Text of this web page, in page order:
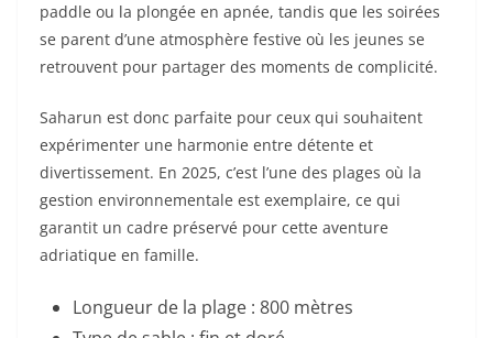
paddle ou la plongée en apnée, tandis que les soirées
se parent d’une atmosphère festive où les jeunes se
retrouvent pour partager des moments de complicité.
Saharun est donc parfaite pour ceux qui souhaitent
expérimenter une harmonie entre détente et
divertissement. En 2025, c’est l’une des plages où la
gestion environnementale est exemplaire, ce qui
garantit un cadre préservé pour cette aventure
adriatique en famille.
Longueur de la plage : 800 mètres